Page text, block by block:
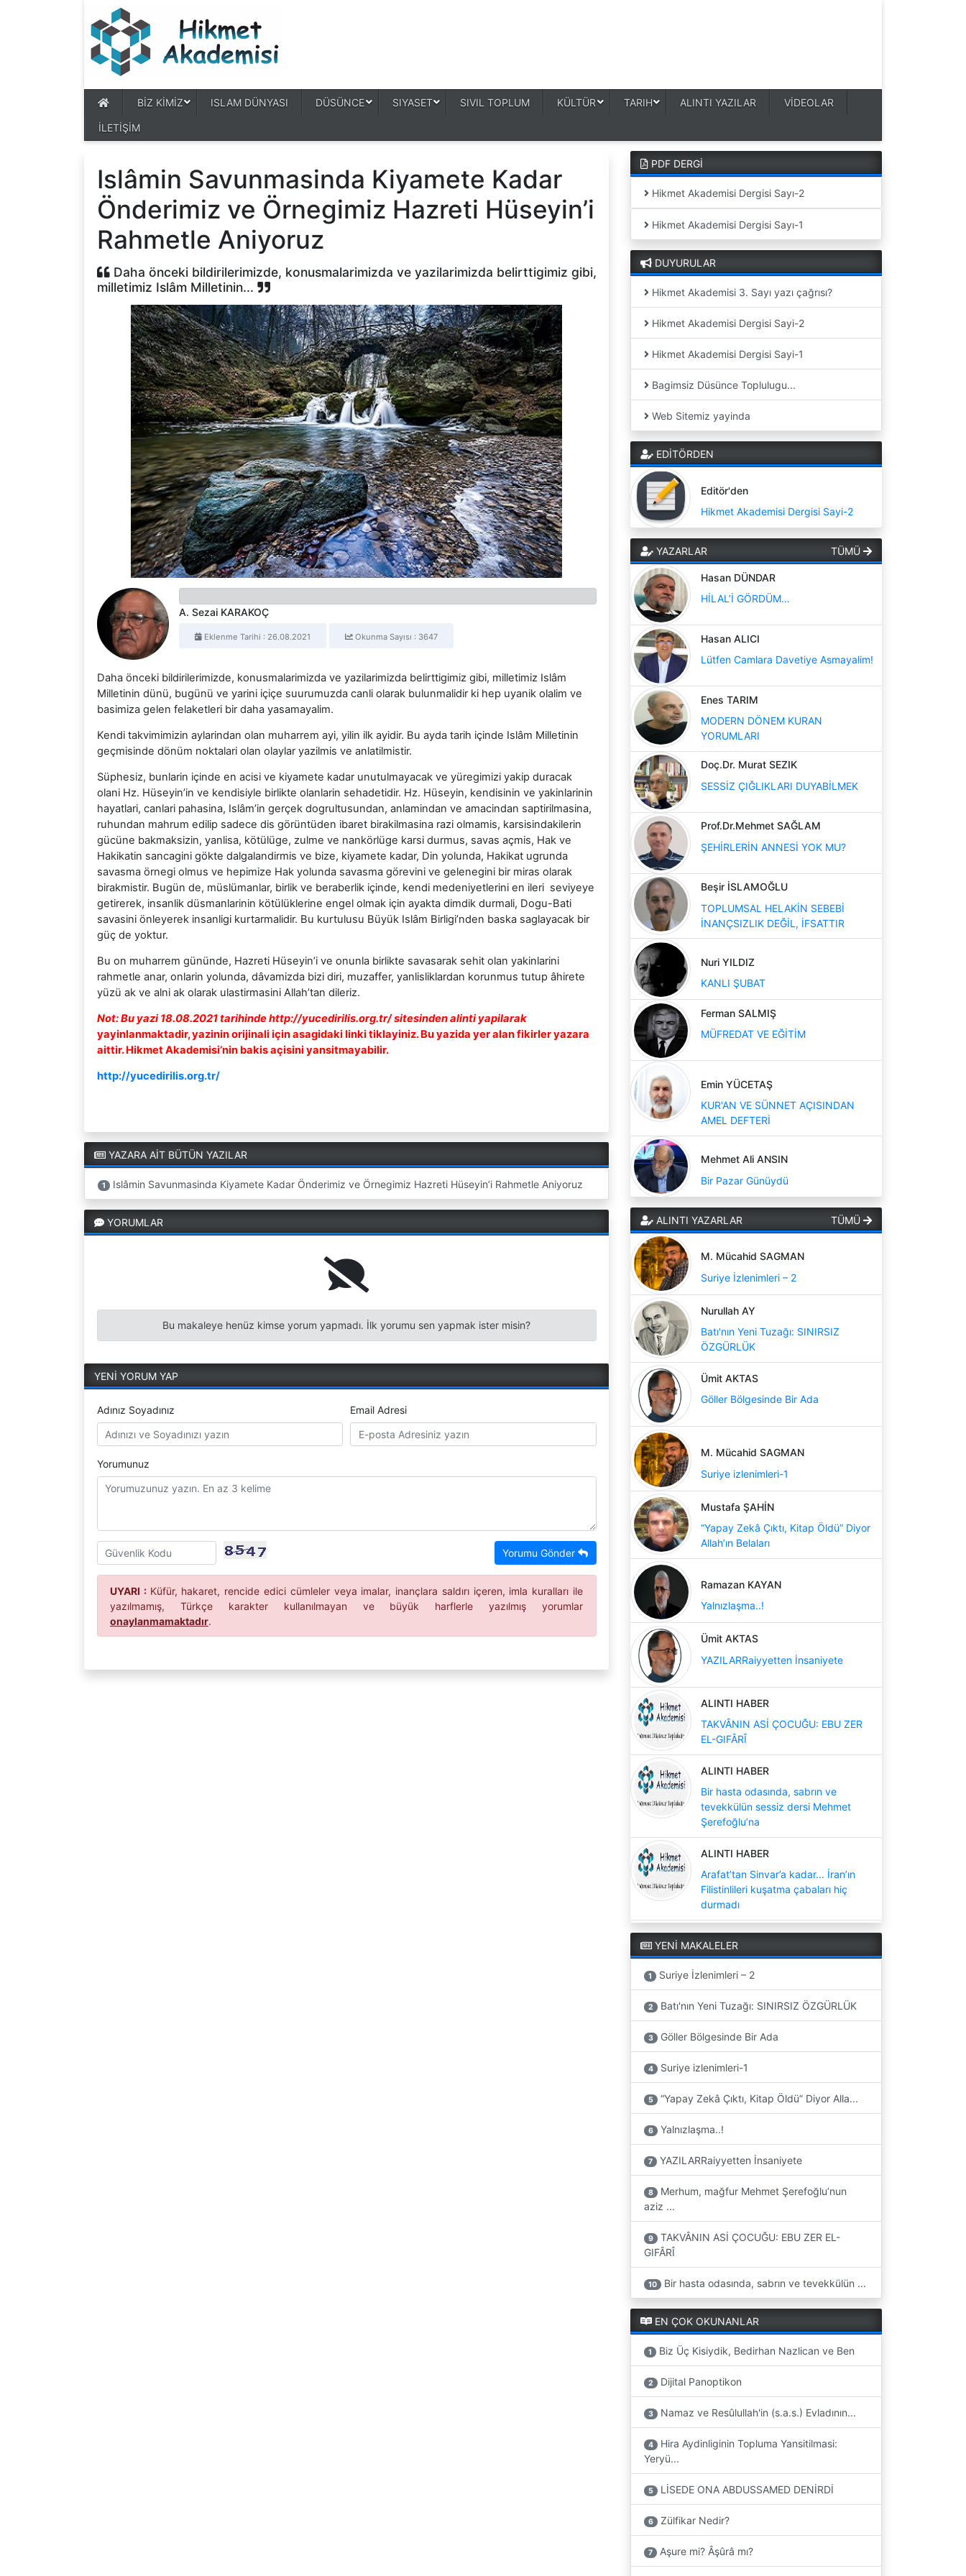
BİZ KİMİZ ISLAM DÜNYASI DÜSÜNCE SIYASET SIVIL TOPLUM KÜLTÜR TARIH ALINTI YAZILAR VİDEOLAR
İLETİŞİM
Islâmin Savunmasinda Kiyamete Kadar
Önderimiz ve Örnegimiz Hazreti Hüseyin’i
Rahmetle Aniyoruz
Daha önceki bildirilerimizde, konusmalarimizda ve yazilarimizda belirttigimiz gibi,
milletimiz Islâm Milletinin...
A. Sezai KARAKOÇ
Eklenme Tarihi : 26.08.2021 Okunma Sayısı : 3647
Daha önceki bildirilerimizde, konusmalarimizda ve yazilarimizda belirttigimiz gibi, milletimiz Islâm
Milletinin dünü, bugünü ve yarini içiçe suurumuzda canli olarak bulunmalidir ki hep uyanik olalim ve
basimiza gelen felaketleri bir daha yasamayalim.
Kendi takvimimizin aylarindan olan muharrem ayi, yilin ilk ayidir. Bu ayda tarih içinde Islâm Milletinin
geçmisinde dönüm noktalari olan olaylar yazilmis ve anlatilmistir.
Süphesiz, bunlarin içinde en acisi ve kiyamete kadar unutulmayacak ve yüregimizi yakip duracak
olani Hz. Hüseyin’in ve kendisiyle birlikte olanlarin sehadetidir. Hz. Hüseyin, kendisinin ve yakinlarinin
hayatlari, canlari pahasina, Islâm’in gerçek dogrultusundan, anlamindan ve amacindan saptirilmasina,
ruhundan mahrum edilip sadece dis görüntüden ibaret birakilmasina razi olmamis, karsisindakilerin
gücüne bakmaksizin, yanlisa, kötülüge, zulme ve nankörlüge karsi durmus, savas açmis, Hak ve
Hakikatin sancagini gökte dalgalandirmis ve bize, kiyamete kadar, Din yolunda, Hakikat ugrunda
savasma örnegi olmus ve hepimize Hak yolunda savasma görevini ve gelenegini bir miras olarak
birakmistir. Bugün de, müslümanlar, birlik ve beraberlik içinde, kendi medeniyetlerini en ileri seviyeye
getirerek, insanlik düsmanlarinin kötülüklerine engel olmak için ayakta dimdik durmali, Dogu-Bati
savasini önleyerek insanligi kurtarmalidir. Bu kurtulusu Büyük Islâm Birligi’nden baska saglayacak bir
güç de yoktur.
Bu on muharrem gününde, Hazreti Hüseyin’i ve onunla birlikte savasarak sehit olan yakinlarini
rahmetle anar, onlarin yolunda, dâvamizda bizi diri, muzaffer, yanlisliklardan korunmus tutup âhirete
yüzü ak ve alni ak olarak ulastirmasini Allah’tan dileriz.
Not: Bu yazi 18.08.2021 tarihinde http://yucedirilis.org.tr/ sitesinden alinti yapilarak
yayinlanmaktadir, yazinin orijinali için asagidaki linki tiklayiniz. Bu yazida yer alan fikirler yazara
aittir. Hikmet Akademisi’nin bakis açisini yansitmayabilir.
http://yucedirilis.org.tr/
YAZARA AİT BÜTÜN YAZILAR
1 Islâmin Savunmasinda Kiyamete Kadar Önderimiz ve Örnegimiz Hazreti Hüseyin’i Rahmetle Aniyoruz
YORUMLAR
Bu makaleye henüz kimse yorum yapmadı. İlk yorumu sen yapmak ister misin?
YENİ YORUM YAP
Adınız Soyadınız Email Adresi
Yorumunuz
Yorumu Gönder
UYARI : Küfür, hakaret, rencide edici cümleler veya imalar, inançlara saldırı içeren, imla kuralları ile
yazılmamış, Türkçe karakter kullanılmayan ve büyük harflerle yazılmış yorumlar
onaylanmamaktadır.
PDF DERGİ
Hikmet Akademisi Dergisi Sayı-2
Hikmet Akademisi Dergisi Sayı-1
DUYURULAR
Hikmet Akademisi 3. Sayı yazı çağrısı?
Hikmet Akademisi Dergisi Sayi-2
Hikmet Akademisi Dergisi Sayi-1
Bagimsiz Düsünce Toplulugu...
Web Sitemiz yayinda
EDİTÖRDEN
Editör'den
Hikmet Akademisi Dergisi Sayi-2
YAZARLAR TÜMÜ
Hasan DÜNDAR
HİLAL’İ GÖRDÜM…
Hasan ALICI
Lütfen Camlara Davetiye Asmayalim!
Enes TARIM
MODERN DÖNEM KURAN
YORUMLARI
Doç.Dr. Murat SEZIK
SESSİZ ÇIĞLIKLARI DUYABİLMEK
Prof.Dr.Mehmet SAĞLAM
ŞEHİRLERİN ANNESİ YOK MU?
Beşir İSLAMOĞLU
TOPLUMSAL HELAKİN SEBEBİ
İNANÇSIZLIK DEĞİL, İFSATTIR
Nuri YILDIZ
KANLI ŞUBAT
Ferman SALMIŞ
MÜFREDAT VE EĞİTİM
Emin YÜCETAŞ
KUR'AN VE SÜNNET AÇISINDAN
AMEL DEFTERİ
Mehmet Ali ANSIN
Bir Pazar Günüydü
ALINTI YAZARLAR TÜMÜ
M. Mücahid SAGMAN
Suriye İzlenimleri – 2
Nurullah AY
Batı'nın Yeni Tuzağı: SINIRSIZ
ÖZGÜRLÜK
Ümit AKTAS
Göller Bölgesinde Bir Ada
M. Mücahid SAGMAN
Suriye izlenimleri-1
Mustafa ŞAHİN
“Yapay Zekâ Çıktı, Kitap Öldü” Diyor
Allah’ın Belaları
Ramazan KAYAN
Yalnızlaşma..!
Ümit AKTAS
YAZILARRaiyyetten İnsaniyete
ALINTI HABER
TAKVÂNIN ASİ ÇOCUĞU: EBU ZER
EL-GIFÂRÎ
ALINTI HABER
Bir hasta odasında, sabrın ve
tevekkülün sessiz dersi Mehmet
Şerefoğlu’na
ALINTI HABER
Arafat’tan Sinvar’a kadar... İran’ın
Filistinlileri kuşatma çabaları hiç
durmadı
YENİ MAKALELER
1 Suriye İzlenimleri – 2
2 Batı'nın Yeni Tuzağı: SINIRSIZ ÖZGÜRLÜK
3 Göller Bölgesinde Bir Ada
4 Suriye izlenimleri-1
5 “Yapay Zekâ Çıktı, Kitap Öldü” Diyor Alla...
6 Yalnızlaşma..!
7 YAZILARRaiyyetten İnsaniyete
8
Merhum, mağfur Mehmet Şerefoğlu’nun
aziz ...
9
TAKVÂNIN ASİ ÇOCUĞU: EBU ZER EL-
GIFÂRÎ
10 Bir hasta odasında, sabrın ve tevekkülün ...
EN ÇOK OKUNANLAR
1 Biz Üç Kisiydik, Bedirhan Nazlican ve Ben
2 Dijital Panoptikon
3 Namaz ve Resûlullah'in (s.a.s.) Evladının...
4
Hira Aydinliginin Topluma Yansitilmasi:
Yeryü...
5 LİSEDE ONA ABDUSSAMED DENİRDİ
6 Zülfikar Nedir?
7 Aşure mi? Âşûrâ mı?